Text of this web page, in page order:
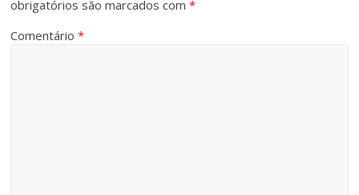
obrigatórios são marcados com*
Comentário*